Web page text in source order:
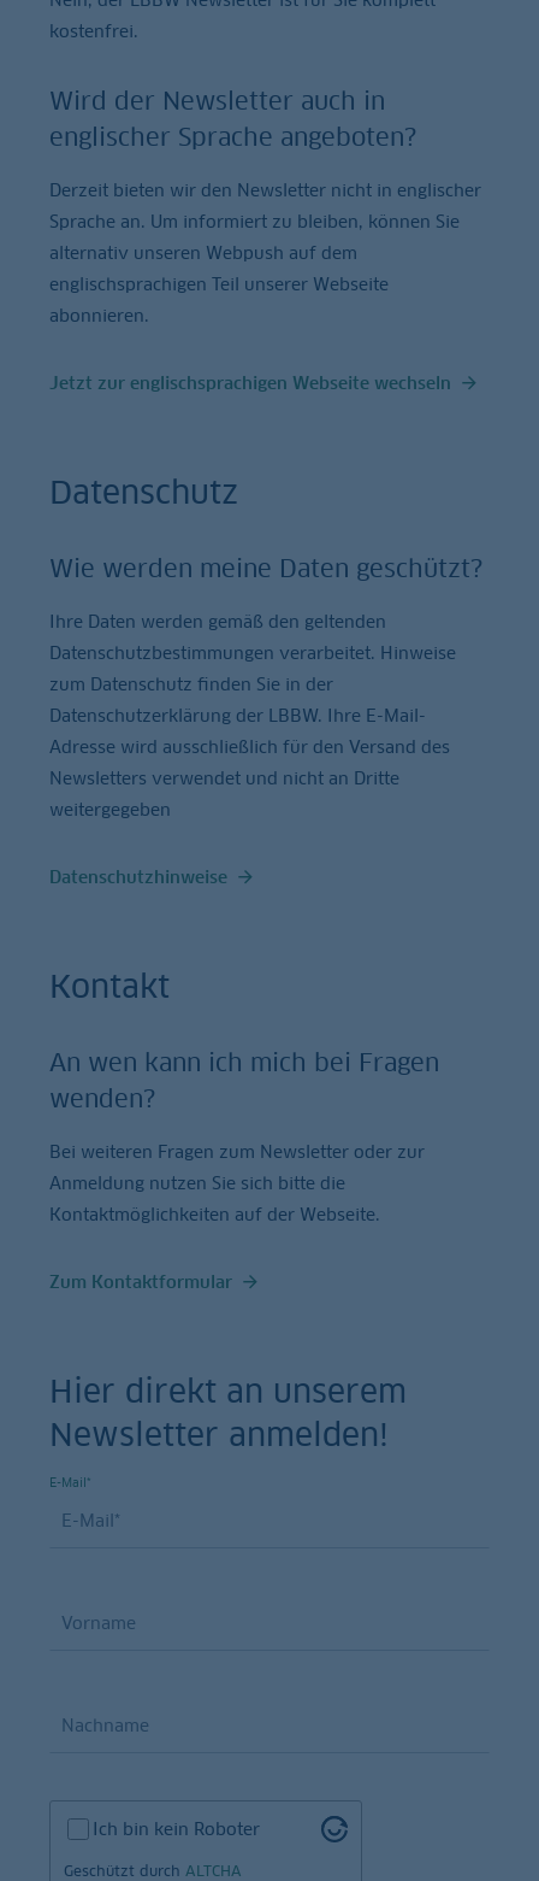
kostenfrei.
Wird der Newsletter auch in
englischer Sprache angeboten?
Derzeit bieten wir den Newsletter nicht in englischer
Sprache an. Um informiert zu bleiben, können Sie
alternativ unseren Webpush auf dem
englischsprachigen Teil unserer Webseite
abonnieren.
Jetzt zur englischsprachigen Webseite wechseln
Datenschutz
Wie werden meine Daten geschützt?
Ihre Daten werden gemäß den geltenden
Datenschutzbestimmungen verarbeitet. Hinweise
zum Datenschutz finden Sie in der
Datenschutzerklärung der LBBW. Ihre E-Mail-
Adresse wird ausschließlich für den Versand des
Newsletters verwendet und nicht an Dritte
weitergegeben
Datenschutzhinweise
Kontakt
An wen kann ich mich bei Fragen
wenden?
Bei weiteren Fragen zum Newsletter oder zur
Anmeldung nutzen Sie sich bitte die
Kontaktmöglichkeiten auf der Webseite.
Zum Kontaktformular
Hier direkt an unserem
Newsletter anmelden!
E-Mail*
Ich bin kein Roboter
Geschützt durch ALTCHA